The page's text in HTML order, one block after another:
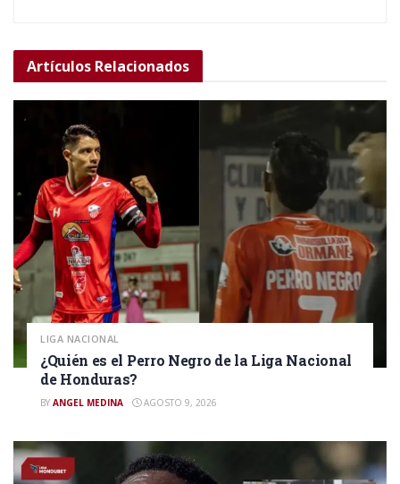
Artículos Relacionados
LIGA NACIONAL
¿Quién es el Perro Negro de la Liga Nacional
de Honduras?
BY ANGEL MEDINA AGOSTO 9, 2026